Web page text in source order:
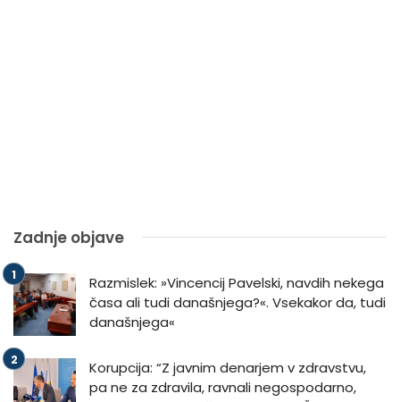
Zadnje objave
Razmislek: »Vincencij Pavelski, navdih nekega
časa ali tudi današnjega?«. Vsekakor da, tudi
današnjega«
Korupcija: “Z javnim denarjem v zdravstvu,
pa ne za zdravila, ravnali negospodarno,